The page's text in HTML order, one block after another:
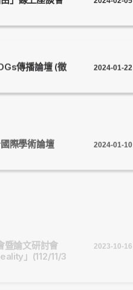
傳播論壇 (徵
2024-01-22